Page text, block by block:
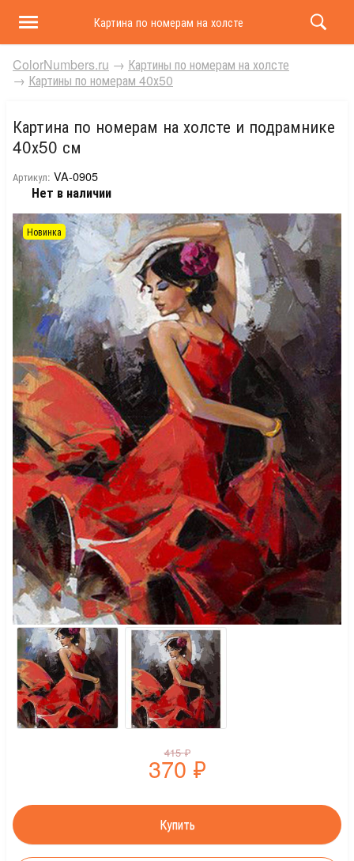
Картина по номерам на холсте и подрамнике 40х50
ColorNumbers.ru → Картины по номерам на холсте
→ Картины по номерам 40х50
Картина по номерам на холсте и подрамнике
40х50 см
Артикул: VA-0905
Нет в наличии
Новинка
415₽
370 ₽